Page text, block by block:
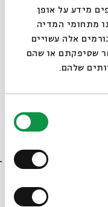
מידע על אופן
מתחומי המדיה
אלה עשויים
שסיפקתם או שהם
שלהם.
ליד האוזן
ההשכמה בכמה דקות.